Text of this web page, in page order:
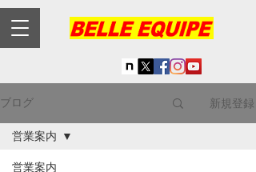
ブログ 新規登録
営業案内
営業案内